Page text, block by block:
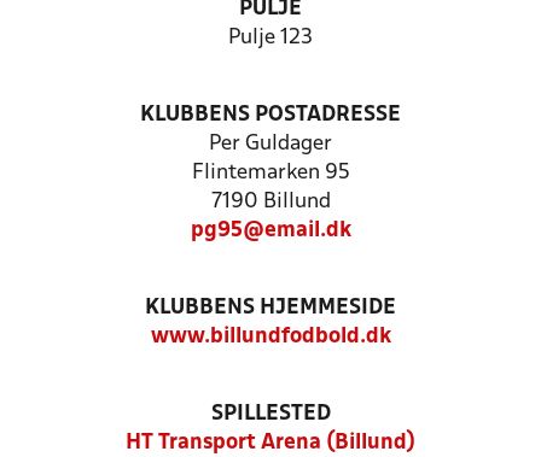
PULJE
Pulje 123
KLUBBENS POSTADRESSE
Per Guldager
Flintemarken 95
7190 Billund
pg95@email.dk
KLUBBENS HJEMMESIDE
www.billundfodbold.dk
SPILLESTED
HT Transport Arena (Billund)